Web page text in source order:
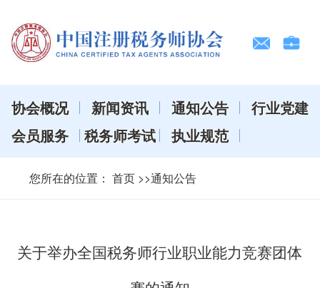
协会概况 新闻资讯 通知公告
行业党建
会员服务
税务师考试 执业规范
您所在的位置： 首页 >>通知公告
关于举办全国税务师行业职业能力竞赛团体